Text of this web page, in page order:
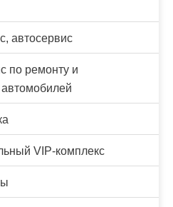
автосервис
по ремонту и
VIP-комплекс